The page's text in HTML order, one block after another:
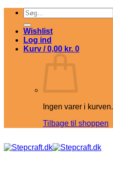
Fortsæt
indhold
Søg
efter:
Wishlist
Log ind
Kurv /0,00 kr. 0
Ingen varer i kurven.
Tilbage til shoppen